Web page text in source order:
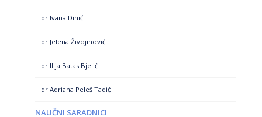
dr Ivana Dinić
dr Jelena Živojinović
dr Ilija Batas Bjelić
dr Adriana Peleš Tadić
NAUČNI SARADNICI